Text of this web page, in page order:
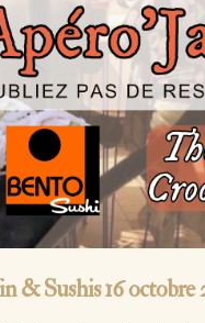
& Sushis 16 octobre